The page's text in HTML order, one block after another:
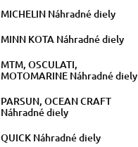
MICHELIN Náhradné diely
MINN KOTA Náhradné diely
MTM, OSCULATI,
MOTOMARINE Náhradné diely
PARSUN, OCEAN CRAFT
Náhradné diely
QUICK Náhradné diely